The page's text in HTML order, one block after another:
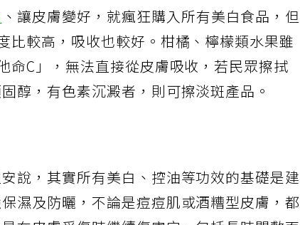
、讓皮膚變好，就瘋狂購入所有美白食品，但
比較高，吸收也較好。柑橘、檸檬類水果雖
命C」，無法直接從皮膚吸收，若民眾擦拭
醇，有色素沉澱者，則可擦淡斑產品。
說，其實所有美白、控油等功效的基礎是建
濕及防曬，不論是痘痘肌或酒糟型皮膚，都